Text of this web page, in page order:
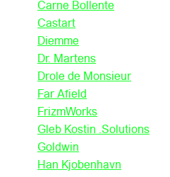
Carne Bollente
Castart
Diemme
Dr. Martens
Drole de Monsieur
Far Afield
FrizmWorks
Gleb Kostin .Solutions
Goldwin
Han Kjobenhavn